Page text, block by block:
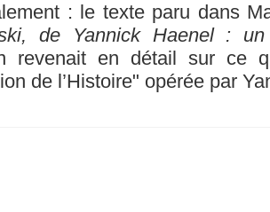
: le texte paru dans
de Yannick Haenel :
revenait en détail sur ce
de l’Histoire" opérée par